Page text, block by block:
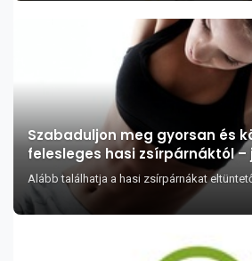
Szabaduljon meg gyorsan és
felesleges hasi zsírpárnáktól –
Alább találhatja a hasi zsírpárnákat